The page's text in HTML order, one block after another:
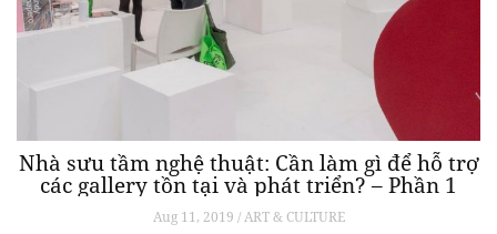
Nhà sưu tầm nghệ thuật: Cần làm gì để hỗ trợ
các gallery tồn tại và phát triển? – Phần 1
Aug 11, 2019 / ART & CULTURE